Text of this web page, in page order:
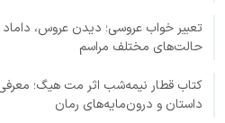
تعبیر خواب عروسی؛ دیدن عروس،
حالت‌های مختلف مراسم
کتاب قطار نیمه‌شب اثر مت هیگ؛
داستان و درون‌مایه‌های رمان